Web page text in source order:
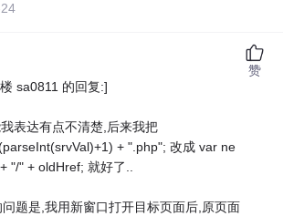
sa0811 的回复:]
表达有点不清楚,后来我把
+ ".php"; 改成 var ne
"/" + oldHref; 就好了..
题是,我用新窗口打开目标页面后,原页面
赞